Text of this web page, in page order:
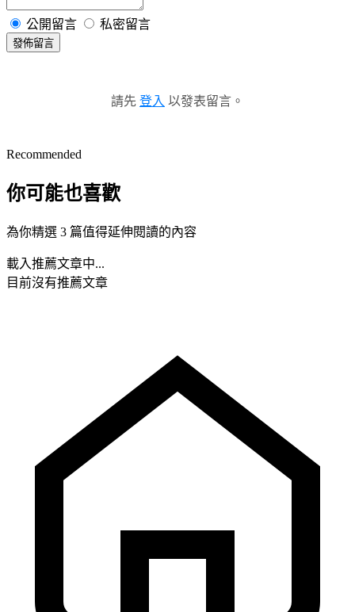
公開留言 私密留言
發佈留言
請先 登入 以發表留言。
Recommended
你可能也喜歡
為你精選 3 篇值得延伸閱讀的內容
載入推薦文章中...
目前沒有推薦文章